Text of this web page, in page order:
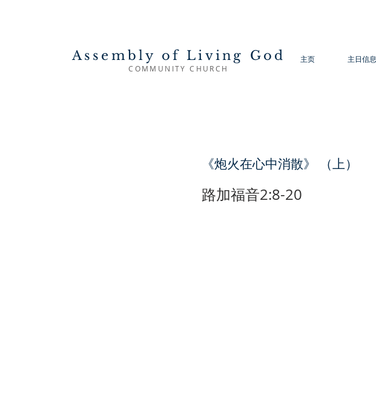
Assembly of Living God
COMMUNITY CHURCH
主页 主日信息
《炮火在心中消散》 （上）
路加福音2:8-20